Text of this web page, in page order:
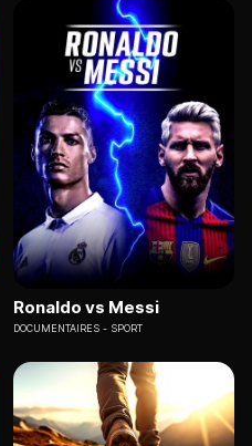
Ronaldo vs Messi
DOCUMENTAIRES SPORT